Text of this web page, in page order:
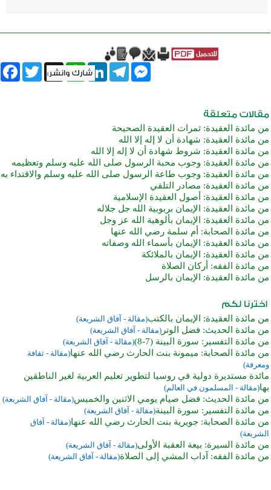
Twitter X
WhatsAppLinkedInTelegram
Messenger
من مائدة العقيدة: ثمرات العقيدة الصحيحة
من مائدة العقيدة: شهادة أن لا إله إلا الله
من مائدة العقيدة: شروط شهادة أن لا إله إلا الله
من مائدة العقيدة: وجوب محبة الرسول صلى الله عليه وسلم وتعظيمه
من مائدة العقيدة: وجوب طاعة الرسول صلى الله عليه وسلم والاقتداء به
من مائدة العقيدة: مصادر التلقي
من مائدة العقيدة: أصول العقيدة الإسلامية
من مائدة العقيدة: الإيمان بربوبية الله جل جلاله
من مائدة العقيدة: الإيمان بألوهية الله عز وجل
من مائدة الصحابة: أم سلمة رضي الله عنها
من مائدة العقيدة: الإيمان بأسماء الله وصفاته
من مائدة العقيدة: الإيمان بالملائكة
من مائدة الفقه: أركان الصلاة
من مائدة العقيدة: الإيمان بالرسل
من مائدة العقيدة: الإيمان بالكتب(مقالة - آفاق الشريعة)
من مائدة الحديث: فضل الوتر (مقالة - آفاق الشريعة)
من مائدة التفسير: سورة البينة (7-8) (مقالة - آفاق الشريعة)
من مائدة الصحابة: ميمونة بنت الحارث رضي الله عنها(مقالة - ثقافة
ومعرفة)
مائدة مستديرة دولية في روسيا لتطوير تعليم العربية لغير الناطقين
بها(مقالة - المسلمون في العالم)
من مائدة الحديث: فضل صيام يومي الاثنين والخميس(مقالة - آفاق الشريعة)
من مائدة التفسير: سورة البينة(مقالة - آفاق الشريعة)
من مائدة الصحابة: جويرية بنت الحارث رضي الله عنها(مقالة - آفاق
الشريعة)
من مائدة السيرة: بيعة العقبة الأولى(مقالة - آفاق الشريعة)
من مائدة الفقه: آداب المشي إلى الصلاة(مقالة - آفاق الشريعة)